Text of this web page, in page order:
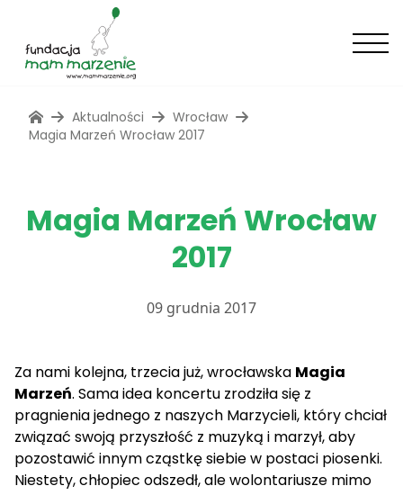
Aktualności
Wrocław
Magia Marzeń Wrocław 2017
Magia Marzeń Wrocław
2017
09 grudnia 2017
Za nami kolejna, trzecia już, wrocławska Magia
Marzeń. Sama idea koncertu zrodziła się z
pragnienia jednego z naszych Marzycieli, który chciał
związać swoją przyszłość z muzyką i marzył, aby
pozostawić innym cząstkę siebie w postaci piosenki.
Niestety, chłopiec odszedł, ale wolontariusze mimo